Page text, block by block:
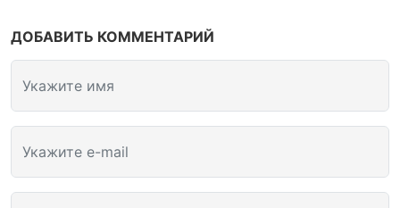
ДОБАВИТЬ КОММЕНТАРИЙ
Укажите имя
Укажите e-mail